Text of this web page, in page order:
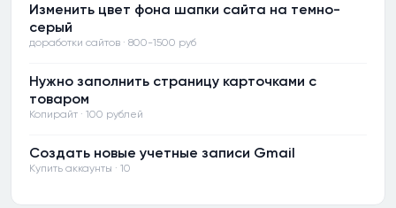
Изменить цвет фона шапки сайта на темно-
серый
доработки сайтов · 800-1500 руб
Нужно заполнить страницу карточками с
товаром
Копирайт · 100 рублей
Создать новые учетные записи Gmail
Купить аккаунты · 10